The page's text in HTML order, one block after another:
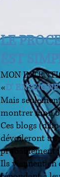
LE
EST
MON
«D’
Mais
montrer mon
Ces blogs
dévoileront un
probablement
Ils viennent en